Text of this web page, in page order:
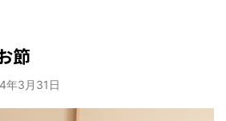
節
年3月31日